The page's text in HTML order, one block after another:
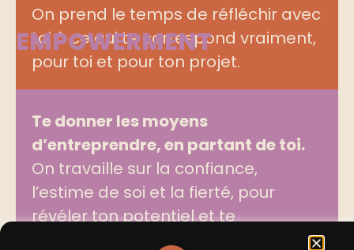
On prend le temps de réfléchir avec
toi à ce qui te correspond vraiment,
pour toi et pour ton projet.
EMPOWERMENT
Te donner les moyens
d’entreprendre, en partant de toi.
On travaille sur la confiance,
l’estime de soi et la fierté, pour
révéler ton potentiel et te
permettre d’agir.